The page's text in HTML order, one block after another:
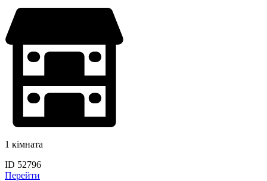
1 кімната
ID 52796
Перейти